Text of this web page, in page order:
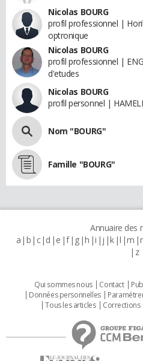
Nicolas BOURG
profil professionnel |
optronique
Nicolas BOURG
profil professionnel |
d'etudes
Nicolas BOURG
profil personnel |
Nom "BOURG"
Famille "BOURG"
Annuaire des
a b c d e f g h i j k l m
z
Qui sommes nous Contact
Données personnelles
Tous les articles
Corrections